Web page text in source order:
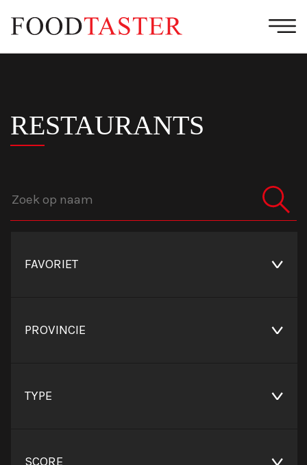
RESTAURANTS